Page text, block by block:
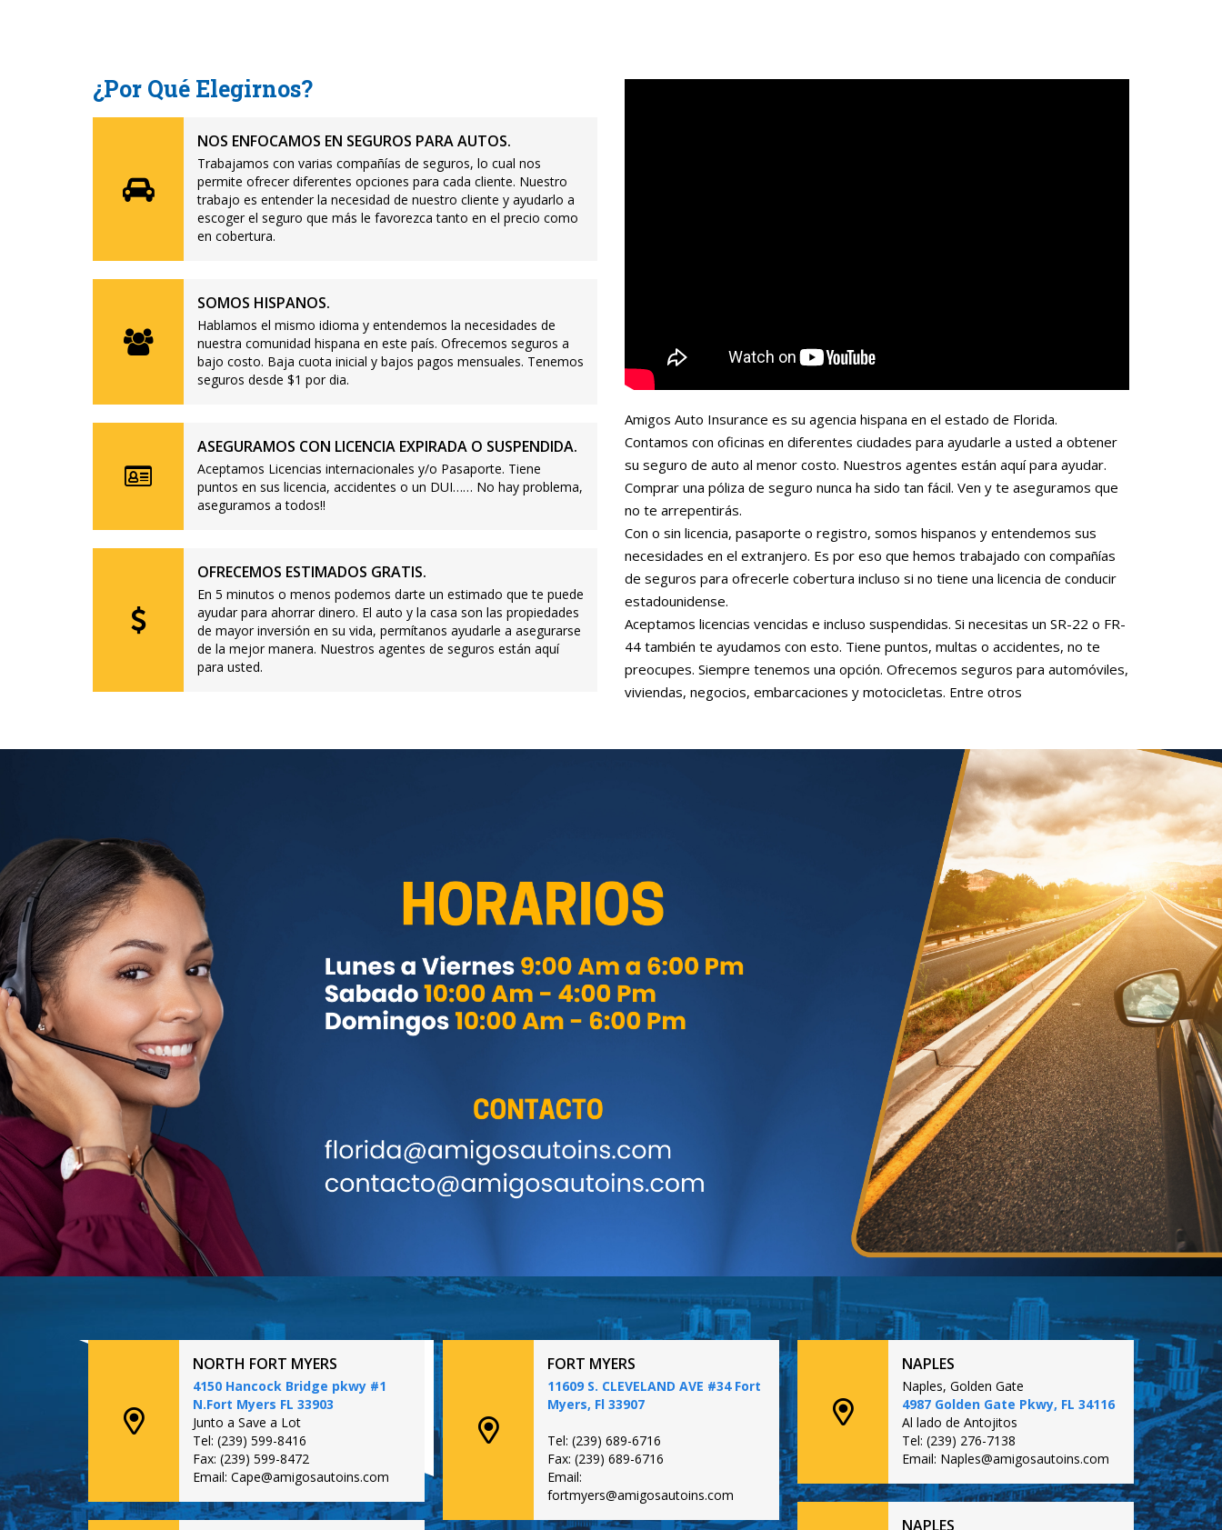
¿Por Qué Elegirnos?
NOS ENFOCAMOS EN SEGUROS PARA AUTOS.
Trabajamos con varias compañías de seguros, lo cual nos
permite ofrecer diferentes opciones para cada cliente. Nuestro
trabajo es entender la necesidad de nuestro cliente y ayudarlo a
escoger el seguro que más le favorezca tanto en el precio como
en cobertura.
SOMOS HISPANOS.
Hablamos el mismo idioma y entendemos la necesidades de
nuestra comunidad hispana en este país. Ofrecemos seguros a
bajo costo. Baja cuota inicial y bajos pagos mensuales. Tenemos
seguros desde $1 por dia.
ASEGURAMOS CON LICENCIA EXPIRADA O SUSPENDIDA.
Aceptamos Licencias internacionales y/o Pasaporte. Tiene
puntos en sus licencia, accidentes o un DUI…… No hay problema,
aseguramos a todos!!
OFRECEMOS ESTIMADOS GRATIS.
En 5 minutos o menos podemos darte un estimado que te puede
ayudar para ahorrar dinero. El auto y la casa son las propiedades
de mayor inversión en su vida, permítanos ayudarle a asegurarse
de la mejor manera. Nuestros agentes de seguros están aquí
para usted.
Amigos Auto Insurance es su agencia hispana en el estado de Florida.
Contamos con oficinas en diferentes ciudades para ayudarle a usted a obtener
su seguro de auto al menor costo. Nuestros agentes están aquí para ayudar.
Comprar una póliza de seguro nunca ha sido tan fácil. Ven y te aseguramos que
no te arrepentirás.
Con o sin licencia, pasaporte o registro, somos hispanos y entendemos sus
necesidades en el extranjero. Es por eso que hemos trabajado con compañías
de seguros para ofrecerle cobertura incluso si no tiene una licencia de conducir
estadounidense.
Aceptamos licencias vencidas e incluso suspendidas. Si necesitas un SR-22 o FR-
44 también te ayudamos con esto. Tiene puntos, multas o accidentes, no te
preocupes. Siempre tenemos una opción. Ofrecemos seguros para automóviles,
viviendas, negocios, embarcaciones y motocicletas. Entre otros
NORTH FORT MYERS
4150 Hancock Bridge pkwy #1
N.Fort Myers FL 33903
Junto a Save a Lot
Tel: (239) 599-8416
Fax: (239) 599-8472
Email: Cape@amigosautoins.com
FORT MYERS
11609 S. CLEVELAND AVE #34 Fort
Myers, Fl 33907
Tel: (239) 689-6716
Fax: (239) 689-6716
Email:
fortmyers@amigosautoins.com
NAPLES
Naples, Golden Gate
4987 Golden Gate Pkwy, FL 34116
Al lado de Antojitos
Tel: (239) 276-7138
Email: Naples@amigosautoins.com
NAPLES